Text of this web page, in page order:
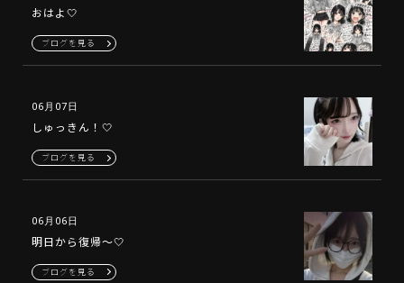
おはよ🤍
ブログを見る
06月07日
しゅっきん！🤍
ブログを見る
06月06日
明日から復帰〜🤍
ブログを見る